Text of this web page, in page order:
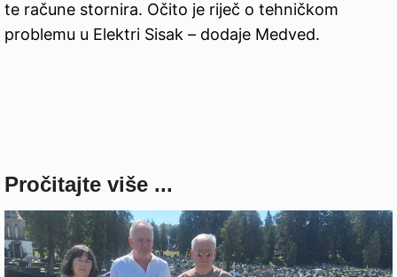
te račune stornira. Očito je riječ o tehničkom
problemu u Elektri Sisak – dodaje Medved.
Pročitajte više ...